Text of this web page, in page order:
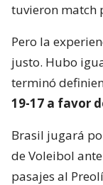
tuvieron match
Pero la
justo. Hubo
terminó
19-17 a favor
Brasil jugará
de Voleibol
pasajes al